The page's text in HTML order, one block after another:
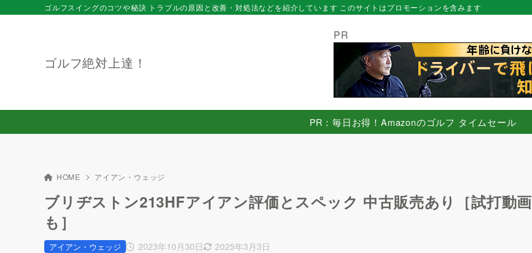
ゴルフ絶対上達！
ゴルフスイングのコツや秘訣 トラブルの原因と改善・対処法などを紹介しています このサイトはプロモーションを含みます
PR
PR：毎日お得！Amazonのゴルフ タイムセール
HOME アイアン・ウェッジ
ブリヂストン213HFアイアン評価とスペック 中古販売あり［試打動画
も］
2023年10月30日 2025年3月3日
アイアン・ウェッジ